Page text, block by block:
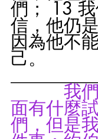
們； 13
信，他仍
因為他不
己。
我
面有什麼
們，但是